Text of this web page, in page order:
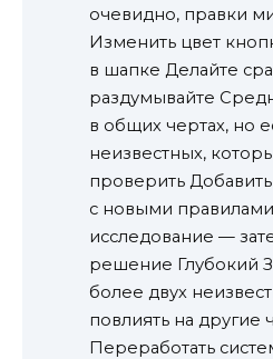
очевидно, правки
Изменить цвет
в шапке Делайте
раздумывайте
в общих чертах, но
неизвестных,
проверить
с новыми правилами
исследование —
решение Глубокий
более двух
повлиять на другие
Переработать